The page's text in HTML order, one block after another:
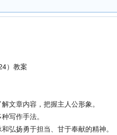
）教案
章内容，把握主人公形象。
写作手法。
扬勇于担当、甘于奉献的精神。